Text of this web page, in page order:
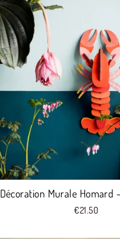
Décoration Murale Homard
€21.50